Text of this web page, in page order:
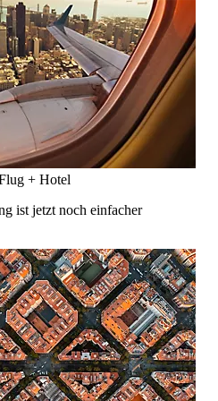
+ Hotel
ist jetzt noch einfacher